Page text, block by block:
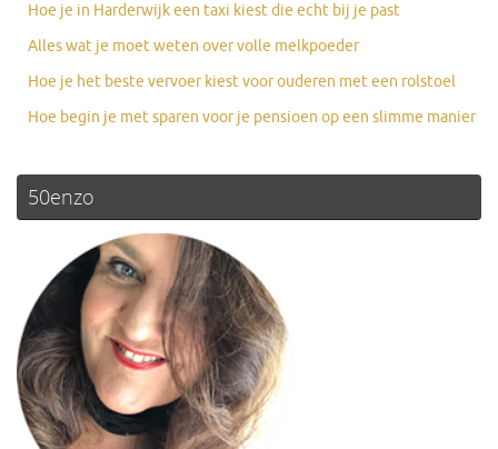
Hoe je in Harderwijk een taxi kiest die echt bij je past
Alles wat je moet weten over volle melkpoeder
Hoe je het beste vervoer kiest voor ouderen met een rolstoel
Hoe begin je met sparen voor je pensioen op een slimme manier
50enzo